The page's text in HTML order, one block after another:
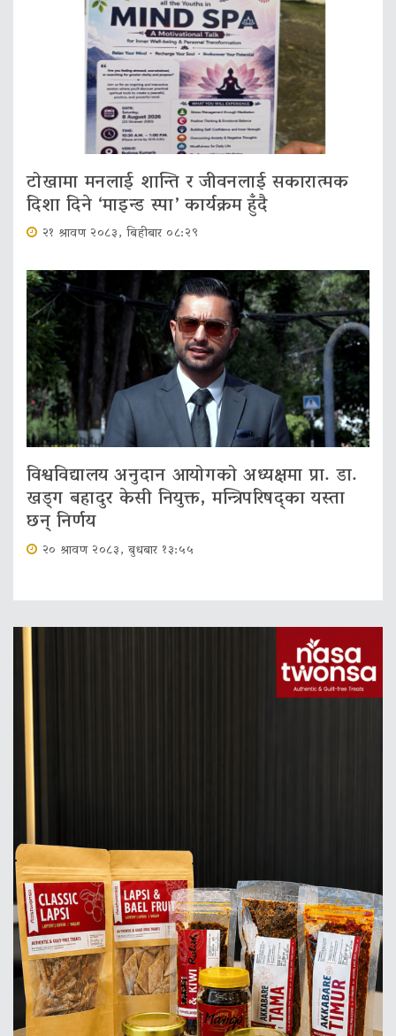
टोखामा मनलाई शान्ति र जीवनलाई सकारात्मक
दिशा दिने ‘माइन्ड स्पा’ कार्यक्रम हुँदै
२१ श्रावण २०८३, बिहीबार ०८:२९
विश्वविद्यालय अनुदान आयोगको अध्यक्षमा प्रा. डा.
खड्ग बहादुर केसी नियुक्त, मन्त्रिपरिषद्का यस्ता
छन् निर्णय
२० श्रावण २०८३, बुधबार १३:५५